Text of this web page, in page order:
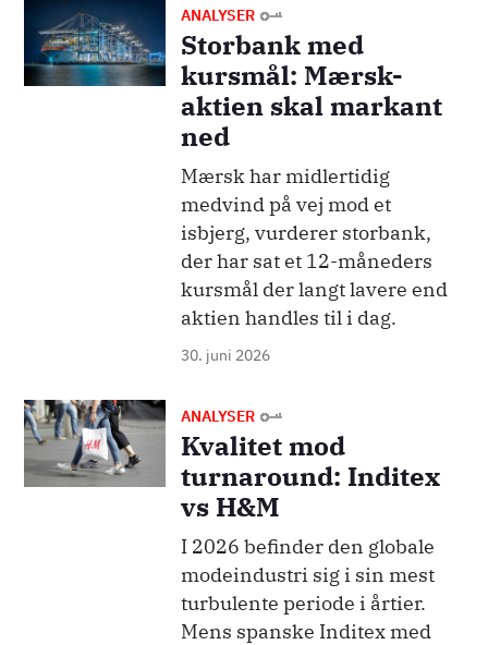
Billede ANALYSER
Storbank med
kursmål: Mærsk-
aktien skal markant
ned
Mærsk har midlertidig
medvind på vej mod et
isbjerg, vurderer storbank,
der har sat et 12-måneders
kursmål der langt lavere end
aktien handles til i dag.
30. juni 2026
Billede ANALYSER
Kvalitet mod
turnaround: Inditex
vs H&M
I 2026 befinder den globale
modeindustri sig i sin mest
turbulente periode i årtier.
Mens spanske Inditex med